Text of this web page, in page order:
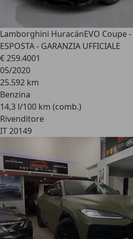
Lamborghini HuracánEVO Coupe
ESPOSTA - GARANZIA UFFICIALE
€ 259.4001
05/2020
25.592 km
Benzina
14,3 l/100 km (comb.)
Rivenditore
IT 20149